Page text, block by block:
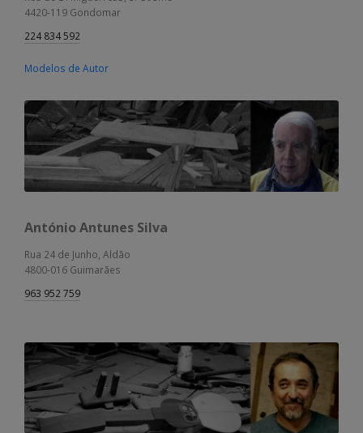
4420-119 Gondomar
224 834 592
Modelos de Autor
António Antunes Silva
Rua 24 de Junho, Aldão
4800-016 Guimarães
963 952 759